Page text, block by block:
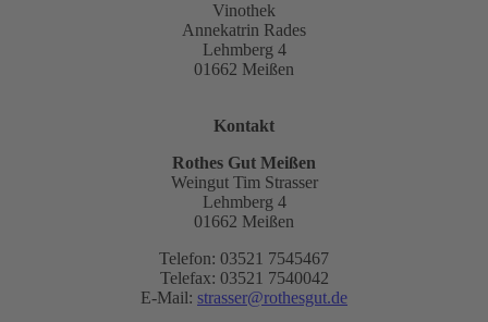
Vinothek
Annekatrin Rades
Lehmberg 4
01662 Meißen
Kontakt
Rothes Gut Meißen
Weingut Tim Strasser
Lehmberg 4
01662 Meißen
Telefon: 03521 7545467
Telefax: 03521 7540042
E-Mail: strasser@rothesgut.de